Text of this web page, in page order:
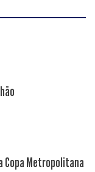
Copa Metropolitana